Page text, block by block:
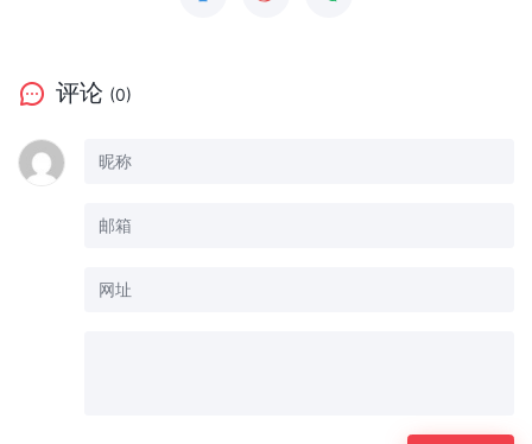
评论 (0)